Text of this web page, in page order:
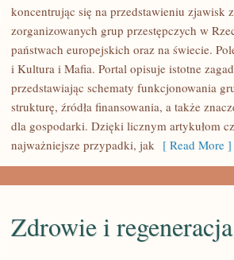
BROŃ
PRZEMOC
koncentrując się na przedstawieniu zjawisk
zorganizowanych grup przestępczych w
państwach europejskich oraz na świecie.
i Kultura i Mafia. Portal opisuje istotne
przedstawiając schematy funkcjonowania
strukturę, źródła finansowania, a także
dla gospodarki. Dzięki licznym artykułom
najważniejsze przypadki, jak [ Read More ]
Zdrowie i regeneracja